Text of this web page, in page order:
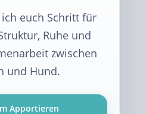
euch Schritt für
Ruhe und
zwischen
und Hund.
Apportieren